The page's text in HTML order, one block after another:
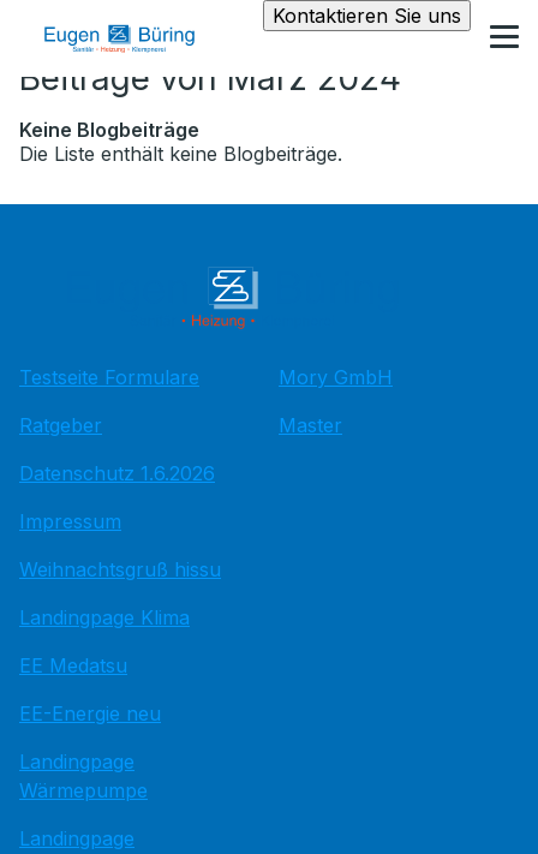
Kontaktieren Sie uns
Beiträge von März 2024
Keine Blogbeiträge
Die Liste enthält keine Blogbeiträge.
Testseite Formulare
Ratgeber
Datenschutz 1.6.2026
Impressum
Weihnachtsgruß hissu
Landingpage Klima
EE Medatsu
EE-Energie neu
Landingpage
Wärmepumpe
Landingpage
Mory GmbH
Master